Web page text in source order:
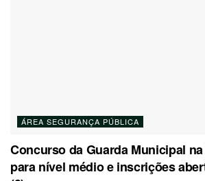
ÁREA SEGURANÇA PÚBLICA
Concurso da Guarda Municipal
para nível médio e inscrições